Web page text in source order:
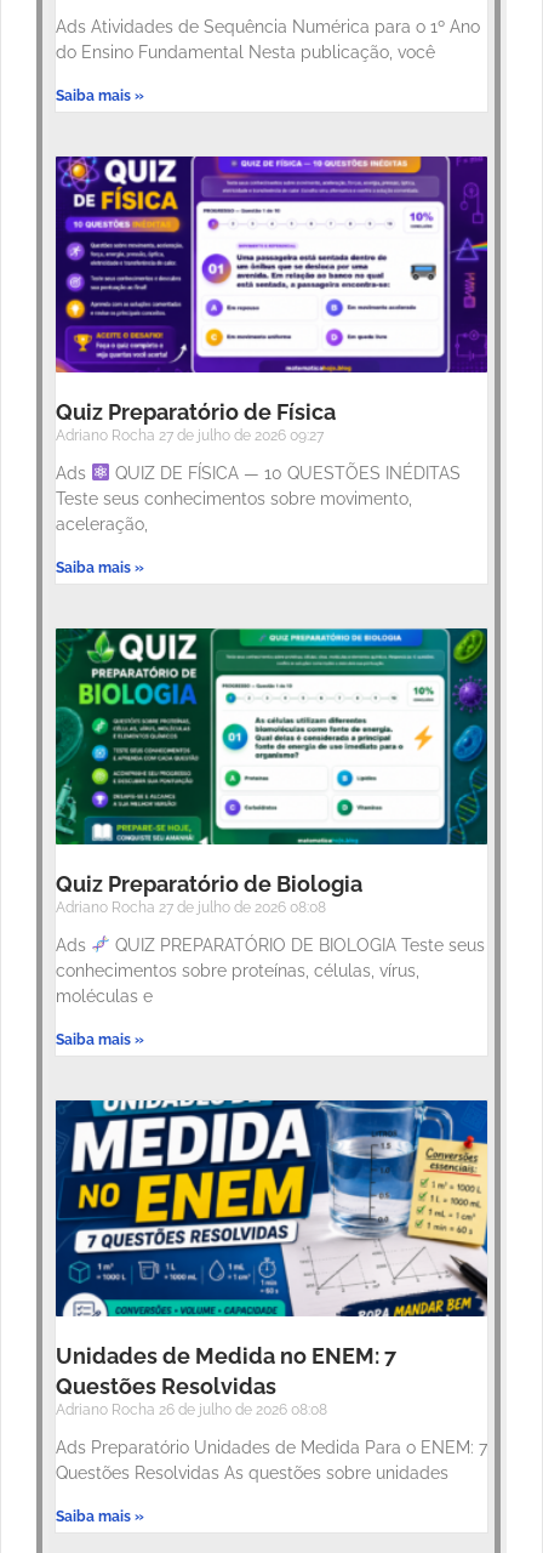
Ads Atividades de Sequência Numérica para o 1º Ano
do Ensino Fundamental Nesta publicação, você
Saiba mais »
Quiz Preparatório de Física
Adriano Rocha 27 de julho de 2026 09:27
Ads
QUIZ DE FÍSICA — 10 QUESTÕES INÉDITAS
Teste seus conhecimentos sobre movimento,
aceleração,
Saiba mais »
Quiz Preparatório de Biologia
Adriano Rocha 27 de julho de 2026 08:08
Ads
QUIZ PREPARATÓRIO DE BIOLOGIA Teste seus
conhecimentos sobre proteínas, células, vírus,
moléculas e
Saiba mais »
Unidades de Medida no ENEM: 7
Questões Resolvidas
Adriano Rocha 26 de julho de 2026 08:08
Ads Preparatório Unidades de Medida Para o ENEM: 7
Questões Resolvidas As questões sobre unidades
Saiba mais »